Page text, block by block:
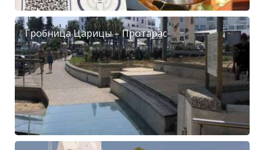
Гробница Царицы – Протарас